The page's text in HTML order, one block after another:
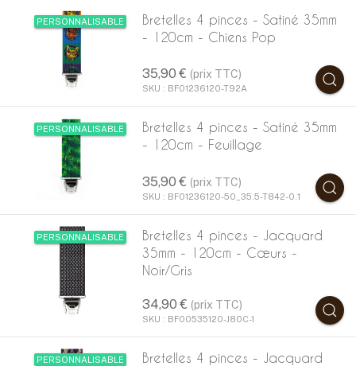
PERSONNALISABLE
Bretelles 4 pinces - Satiné 35mm
- 120cm - Chiens Pop
35,90 € (prix TTC)
SKU : BF01236120-T92A
PERSONNALISABLE
Bretelles 4 pinces - Satiné 35mm
- 120cm - Feuillage
35,90 € (prix TTC)
SKU : BF01236120-50_35.5-T842-0.1
PERSONNALISABLE
Bretelles 4 pinces - Jacquard
35mm - 120cm - Cœurs -
Noir/Gris
34,90 € (prix TTC)
SKU : BF00535120-J80C-1
PERSONNALISABLE
Bretelles 4 pinces - Jacquard